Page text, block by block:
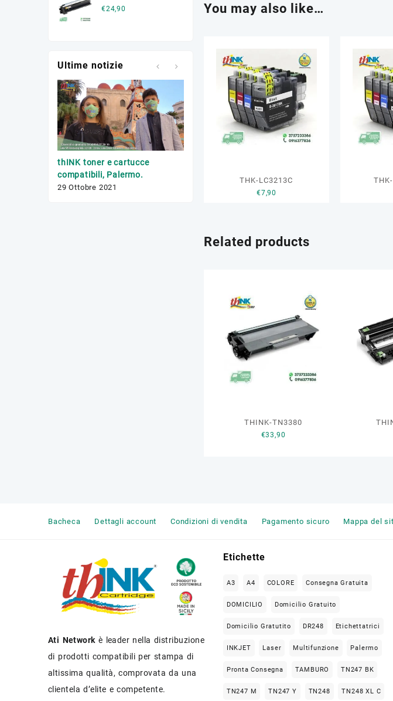
You may also like…
THK-LC3213C
€7,90
Related products
THINK-TN3380
€33,90
€24,90
Ultime notizie
thINK toner e cartucce
compatibili, Palermo.
29 Ottobre 2021
Bacheca Dettagli account Condizioni di vendita Pagamento sicuro Mappa del
Ati Networkè leader nella distribuzione
di prodotti compatibili per stampa di
altissima qualità, comprovata da una
clientela d’elite e competente.
Etichette
A3 A4 COLORE Consegna Gratuita
DOMICILIO Domicilio Gratuito
Domicilio Gratutito DR248 Etichettatrici
INKJET Laser Multifunzione Palermo
Pronta Consegna TAMBURO TN247 BK
TN247 M TN247 Y TN248 TN248 XL C